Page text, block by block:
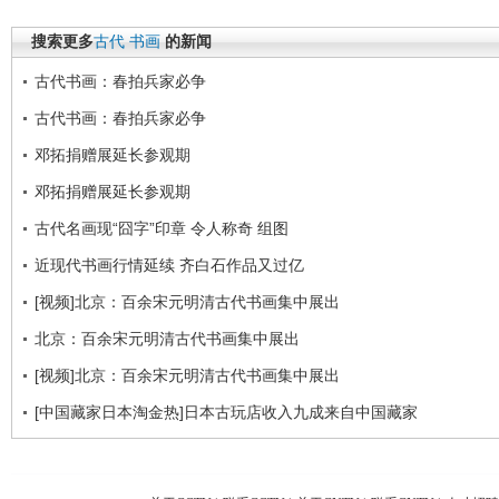
搜索更多古代 书画 的新闻
古代书画：春拍兵家必争
古代书画：春拍兵家必争
邓拓捐赠展延长参观期
邓拓捐赠展延长参观期
古代名画现“囧字”印章 令人称奇 组图
近现代书画行情延续 齐白石作品又过亿
[视频]北京：百余宋元明清古代书画集中展出
北京：百余宋元明清古代书画集中展出
[视频]北京：百余宋元明清古代书画集中展出
[中国藏家日本淘金热]日本古玩店收入九成来自中国藏家